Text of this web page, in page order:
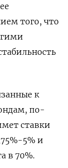
того, что
к
по-
ставки
5% и
в 70%.